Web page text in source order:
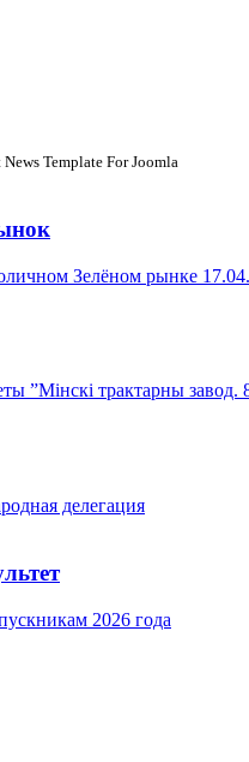
News Template For Joomla
Зелёном рынке
”Мінскі трактарны завод.
делегация
2026 года